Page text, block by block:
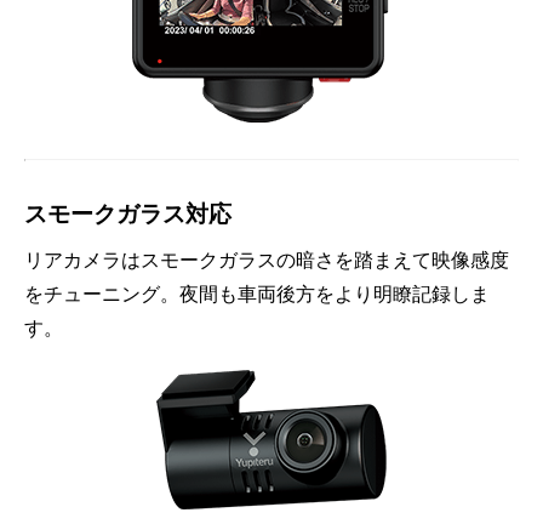
スモークガラス対応
リアカメラはスモークガラスの暗さを踏まえて映像感度
をチューニング。夜間も車両後方をより明瞭記録しま
す。